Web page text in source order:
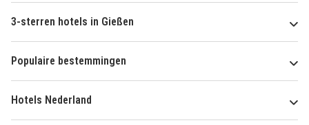
3-sterren hotels in Gießen
Populaire bestemmingen
Hotels Nederland